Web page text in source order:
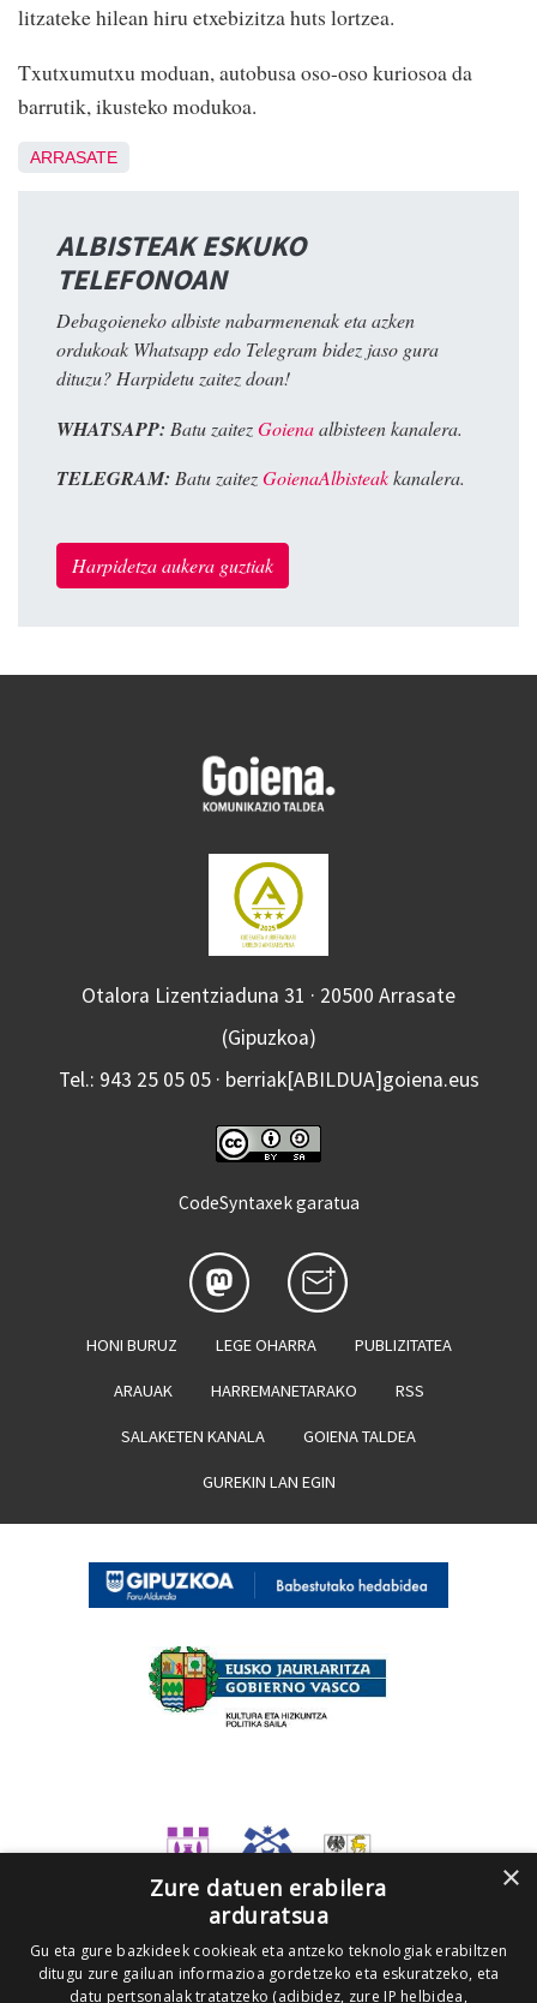
litzateke hilean hiru etxebizitza huts lortzea.
Txutxumutxu moduan, autobusa oso-oso kuriosoa da
barrutik, ikusteko modukoa.
ARRASATE
ALBISTEAK ESKUKO
TELEFONOAN
Debagoieneko albiste nabarmenenak eta azken
ordukoak Whatsapp edo Telegram bidez jaso gura
dituzu? Harpidetu zaitez doan!
WHATSAPP: Batu zaitezGoienaalbisteen kanalera.
TELEGRAM: Batu zaitezGoienaAlbisteakkanalera.
Harpidetza aukera guztiak
Otalora Lizentziaduna 31 · 20500 Arrasate
(Gipuzkoa)
Tel.: 943 25 05 05 · berriak[ABILDUA]goiena.eus
CodeSyntaxek garatua
HONI BURUZ LEGE OHARRA PUBLIZITATEA
ARAUAK HARREMANETARAKO RSS
SALAKETEN KANALA GOIENA TALDEA
GUREKIN LAN EGIN
×
Zure datuen erabilera
arduratsua
Gu eta gure bazkideek cookieak eta antzeko teknologiak erabiltzen
ditugu zure gailuan informazioa gordetzeko eta eskuratzeko, eta
datu pertsonalak tratatzeko (adibidez, zure IP helbidea,